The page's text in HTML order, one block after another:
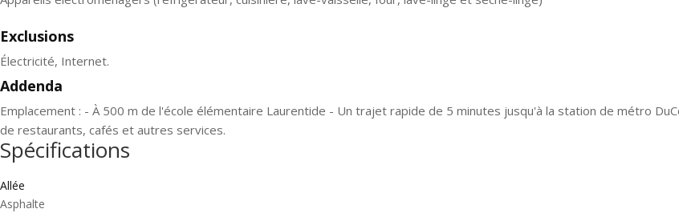
Exclusions
Électricité, Internet.
Addenda
Emplacement : - À 500 m de l'école élémentaire Laurentide - Un trajet rapide de 5 minutes jusqu'à la station de métro
de restaurants, cafés et autres services.
Spécifications
Allée
Asphalte